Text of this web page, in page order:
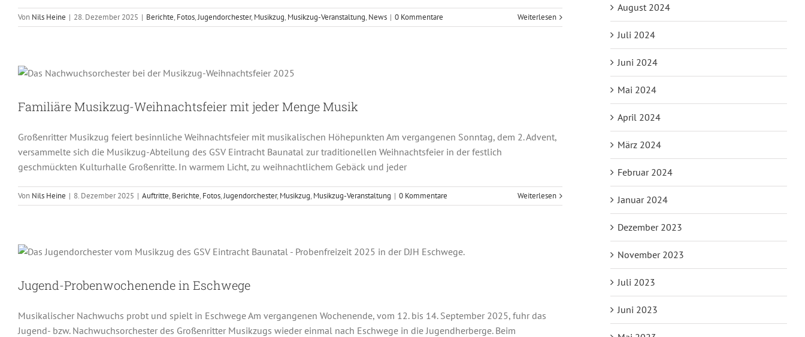
Von Nils Heine | 28. Dezember 2025 | Berichte, Fotos,Jugendorchester, Musikzug, Musikzug-Veranstaltung, News | 0 Kommentare Weiterlesen
Auftritte Berichte Fotos Jugendorchester
Familiäre Musikzug-Weihnachtsfeier mit jeder Menge Musik
Großenritter Musikzug feiert besinnliche Weihnachtsfeier mit musikalischen Höhepunkten Am vergangenen Sonntag, dem 2. Advent,
versammelte sich die Musikzug-Abteilung des GSV Eintracht Baunatal zur traditionellen Weihnachtsfeier in der festlich
geschmückten Kulturhalle Großenritte. In warmem Licht, zu weihnachtlichem Gebäck und jeder
Von Nils Heine | 8. Dezember 2025 | Auftritte, Berichte, Fotos,Jugendorchester, Musikzug, Musikzug-Veranstaltung | 0 Kommentare Weiterlesen
Berichte Fotos Jugendorchester
Jugend-Probenwochenende in Eschwege
Musikalischer Nachwuchs probt und spielt in Eschwege Am vergangenen Wochenende, vom 12. bis 14. September 2025, fuhr das
Jugend- bzw. Nachwuchsorchester des Großenritter Musikzugs wieder einmal nach Eschwege in die Jugendherberge. Beim
August 2024
Juli 2024
Juni 2024
Mai 2024
April 2024
März 2024
Februar 2024
Januar 2024
Dezember 2023
November 2023
Juli 2023
Juni 2023